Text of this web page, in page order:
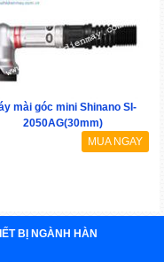
mài góc mini Shinano SI-
2050AG(30mm)
MUA NGAY
BỊ NGÀNH HÀN